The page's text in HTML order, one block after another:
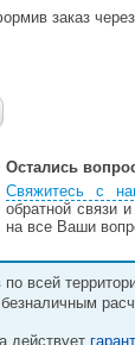
заказ
Остались
Свяжитесь с
обратной связи
на все Ваши
всей
действует